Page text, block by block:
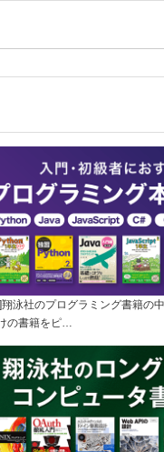
翔泳社のプログラミング書籍の
の書籍をピ…